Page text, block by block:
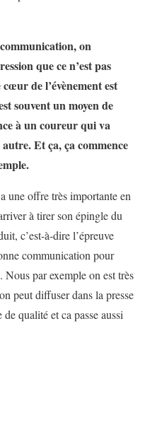
on
que ce n’est pas
de l’évènement est
souvent un moyen de
à un coureur qui va
Et ça, ça commence
une offre très importante en
à tirer son épingle du
c’est-à-dire l’épreuve
communication pour
Nous par exemple on est très
peut diffuser dans la presse
qualité et ca passe aussi